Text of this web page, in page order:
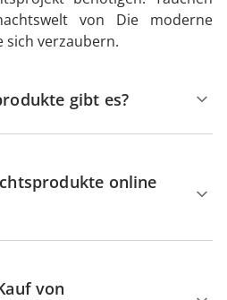
von Die moderne
sich verzaubern.
gibt es?
online
von